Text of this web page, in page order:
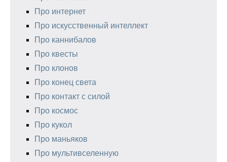
Про интернет
Про искусственный интеллект
Про каннибалов
Про квесты
Про клонов
Про конец света
Про контакт с силой
Про космос
Про кукол
Про маньяков
Про мультивселенную